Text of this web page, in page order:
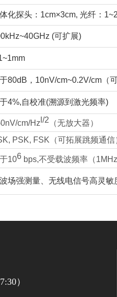
化探头：1cm×3cm, 光纤：
(可扩展)
80dB，10nV/cm~0.2V/cm（可
4%,自校准(溯源到激光频率)
cm/Hz l/2 （无放大器）
PSK, FSK（可拓展跳频通信
106 bps,不受载波频率（
场强测量、无线电信号高灵
）